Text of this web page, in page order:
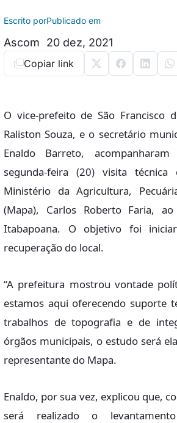
Escrito por
Ascom
Publicado em
20 dez, 2021
Copiar link
O vice-prefeito de São Francisco
Raliston Souza, e o secretário
Enaldo Barreto,
segunda-feira (20) visita
Ministério da Agricultura,
(Mapa), Carlos Roberto Faria,
Itabapoana. O objetivo foi
recuperação do local.
“A prefeitura mostrou vontade
estamos aqui oferecendo suporte
trabalhos de topografia e de
órgãos municipais, o estudo será
representante do Mapa.
Enaldo, por sua vez, explicou que,
será realizado o